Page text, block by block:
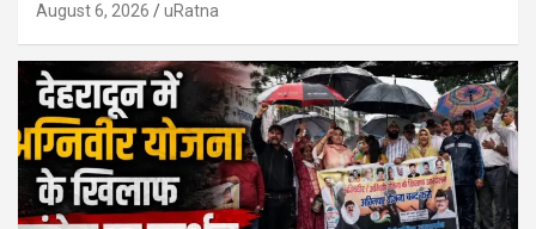
August 6, 2026 uRatna